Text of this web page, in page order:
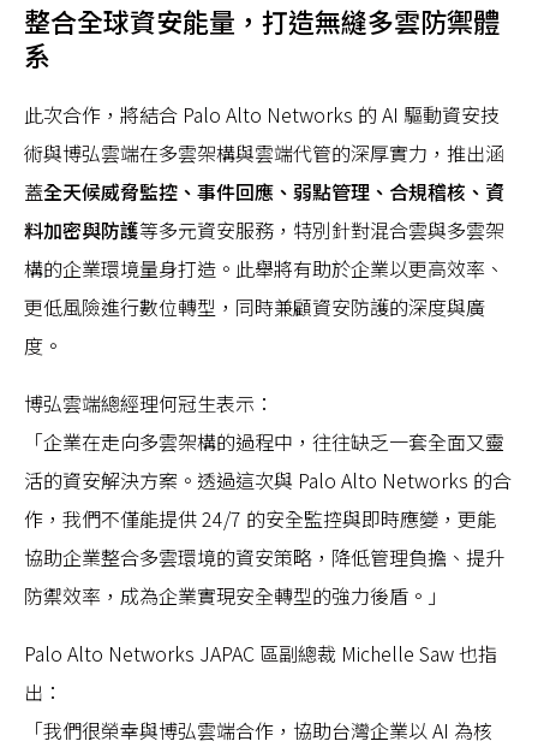
整合全球資安能量，打造無縫多雲防禦體
系
此次合作，將結合 Palo Alto Networks 的 AI 驅動資安技
術與博弘雲端在多雲架構與雲端代管的深厚實力，推出涵
蓋全天候威脅監控、事件回應、弱點管理、合規稽核、資
料加密與防護等多元資安服務，特別針對混合雲與多雲架
構的企業環境量身打造。此舉將有助於企業以更高效率、
更低風險進行數位轉型，同時兼顧資安防護的深度與廣
度。
博弘雲端總經理何冠生表示：
「企業在走向多雲架構的過程中，往往缺乏一套全面又靈
活的資安解決方案。透過這次與 Palo Alto Networks 的合
作，我們不僅能提供 24/7 的安全監控與即時應變，更能
協助企業整合多雲環境的資安策略，降低管理負擔、提升
防禦效率，成為企業實現安全轉型的強力後盾。」
Palo Alto Networks JAPAC 區副總裁 Michelle Saw 也指
出：
「我們很榮幸與博弘雲端合作，協助台灣企業以 AI 為核